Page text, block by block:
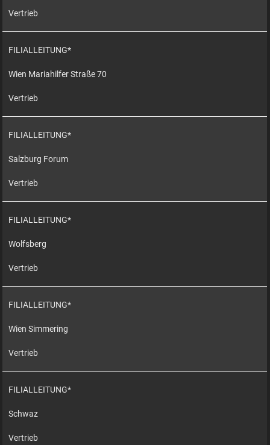
Vertrieb
FILIALLEITUNG*
Wien Mariahilfer Straße 70
Vertrieb
FILIALLEITUNG*
Salzburg Forum
Vertrieb
FILIALLEITUNG*
Wolfsberg
Vertrieb
FILIALLEITUNG*
Wien Simmering
Vertrieb
FILIALLEITUNG*
Schwaz
Vertrieb